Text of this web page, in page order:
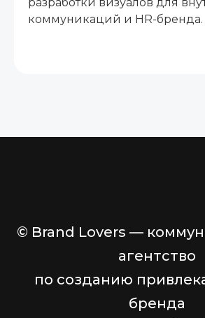
разработки визуалов для
коммуникаций и HR-бренда.
© Brand Lovers —
агентство
по созданию
бренда